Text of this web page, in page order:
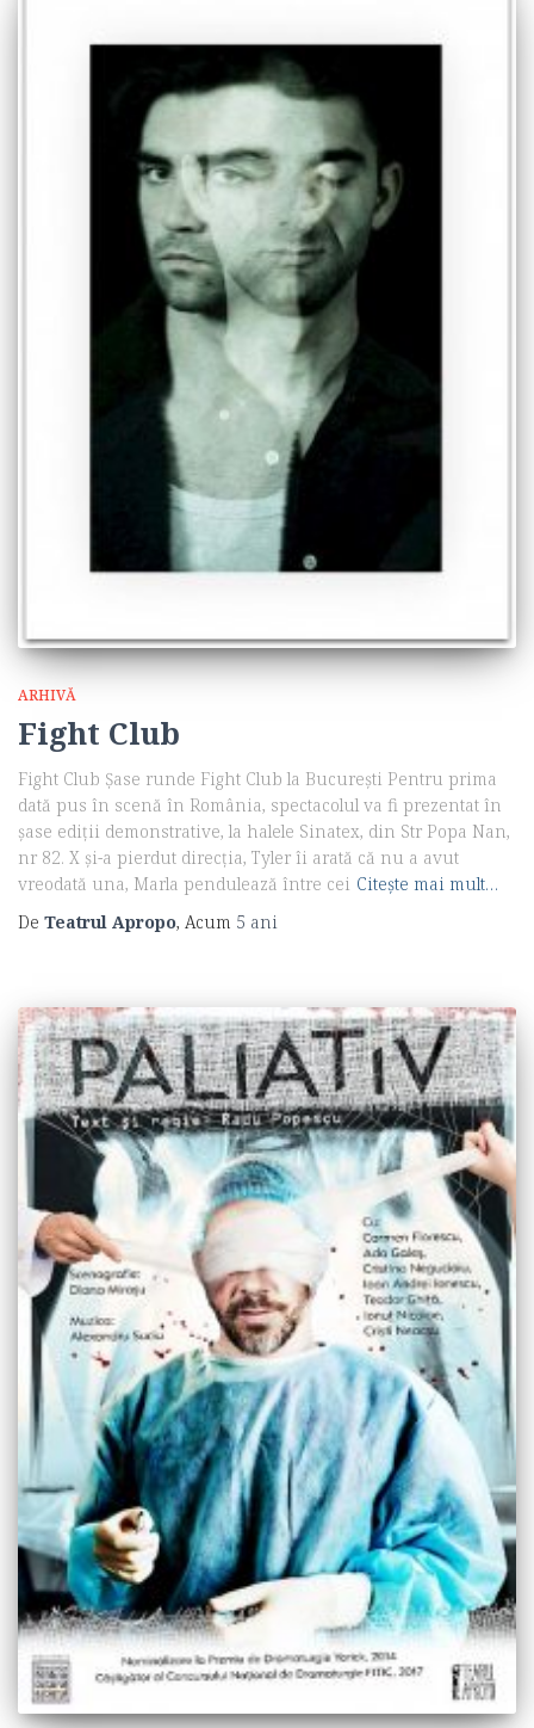
ARHIVĂ
Fight Club
Fight Club Șase runde Fight Club la București Pentru prima
dată pus în scenă în România, spectacolul va fi prezentat în
șase ediții demonstrative, la halele Sinatex, din Str Popa Nan,
nr 82. X şi-a pierdut direcţia, Tyler îi arată că nu a avut
vreodată una, Marla pendulează între cei Citește mai mult…
De Teatrul Apropo, Acum 5 ani